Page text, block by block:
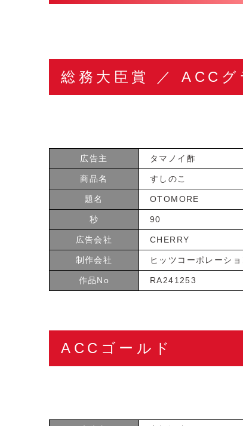
総務大臣賞 ／ ACCグ
広告主 タマノイ酢
商品名 すしのこ
題名 OTOMORE
秒 90
広告会社 CHERRY
制作会社 ヒッツコーポレーショ
作品No RA241253
ACCゴールド